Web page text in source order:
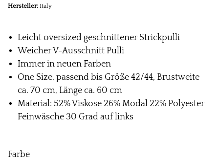
Hersteller: Italy
Leicht oversized geschnittener Strickpulli
Weicher V-Ausschnitt Pulli
Immer in neuen Farben
One Size, passend bis Größe 42/44, Brustweite
ca. 70 cm, Länge ca. 60 cm
Material: 52% Viskose 26% Modal 22% Polyester
Feinwäsche 30 Grad auf links
Farbe